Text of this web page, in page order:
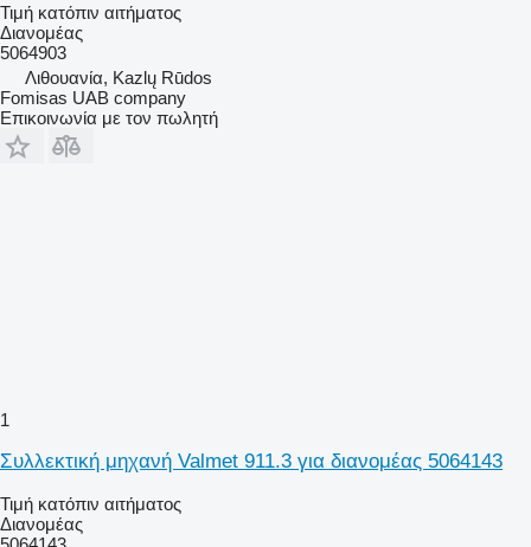
Τιμή κατόπιν αιτήματος
Διανομέας
5064903
Λιθουανία, Kazlų Rūdos
Fomisas UAB company
Επικοινωνία με τον πωλητή
1
Συλλεκτική μηχανή Valmet 911.3 για διανομέας 5064143
Τιμή κατόπιν αιτήματος
Διανομέας